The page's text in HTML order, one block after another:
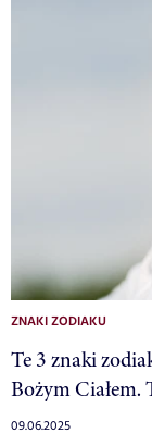
ZNAKI ZODIAKU
Te 3 znaki
Bożym
09.06.2025